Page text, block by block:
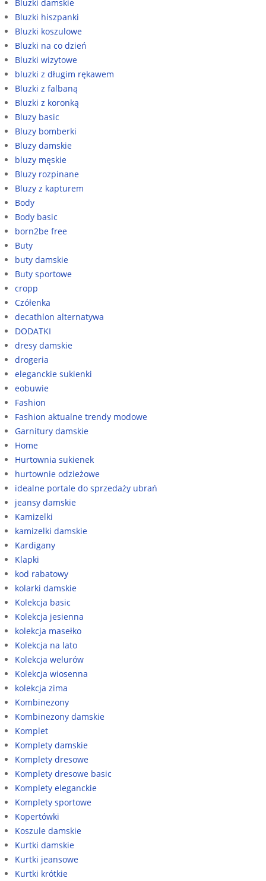
Bluzki damskie
Bluzki hiszpanki
Bluzki koszulowe
Bluzki na co dzień
Bluzki wizytowe
bluzki z długim rękawem
Bluzki z falbaną
Bluzki z koronką
Bluzy basic
Bluzy bomberki
Bluzy damskie
bluzy męskie
Bluzy rozpinane
Bluzy z kapturem
Body
Body basic
born2be free
Buty
buty damskie
Buty sportowe
cropp
Czółenka
decathlon alternatywa
DODATKI
dresy damskie
drogeria
eleganckie sukienki
eobuwie
Fashion
Fashion aktualne trendy modowe
Garnitury damskie
Home
Hurtownia sukienek
hurtownie odzieżowe
idealne portale do sprzedaży ubrań
jeansy damskie
Kamizelki
kamizelki damskie
Kardigany
Klapki
kod rabatowy
kolarki damskie
Kolekcja basic
Kolekcja jesienna
kolekcja masełko
Kolekcja na lato
Kolekcja welurów
Kolekcja wiosenna
kolekcja zima
Kombinezony
Kombinezony damskie
Komplet
Komplety damskie
Komplety dresowe
Komplety dresowe basic
Komplety eleganckie
Komplety sportowe
Kopertówki
Koszule damskie
Kurtki damskie
Kurtki jeansowe
Kurtki krótkie